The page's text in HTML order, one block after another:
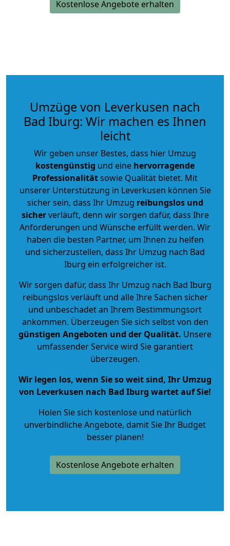
Kostenlose Angebote erhalten
Umzüge von Leverkusen nach
Bad Iburg: Wir machen es Ihnen
leicht
Wir geben unser Bestes, dass hier Umzug
kostengünstig und eine hervorragende
Professionalitätsowie Qualität bietet. Mit
unserer Unterstützung in Leverkusen können Sie
sicher sein, dass Ihr Umzug reibungslos und
sicherverläuft, denn wir sorgen dafür, dass Ihre
Anforderungen und Wünsche erfüllt werden. Wir
haben die besten Partner, um Ihnen zu helfen
und sicherzustellen, dass Ihr Umzug nach Bad
Iburg ein erfolgreicher ist.
Wir sorgen dafür, dass Ihr Umzug nach Bad Iburg
reibungslos verläuft und alle Ihre Sachen sicher
und unbeschadet an Ihrem Bestimmungsort
ankommen. Überzeugen Sie sich selbst von den
günstigen Angeboten und der Qualität. Unsere
umfassender Service wird Sie garantiert
überzeugen.
Wir legen los, wenn Sie so weit sind, Ihr Umzug
von Leverkusen nach Bad Iburg wartet auf Sie!
Holen Sie sich kostenlose und natürlich
unverbindliche Angebote, damit Sie Ihr Budget
besser planen!
Kostenlose Angebote erhalten